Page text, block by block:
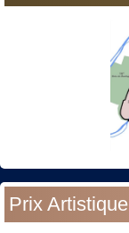
Prix Artistique